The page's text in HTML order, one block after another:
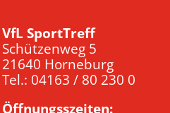
VfL SportTreff
Schützenweg 5
21640 Horneburg
Tel.: 04163 / 80 230 0
Öffnungsszeiten: